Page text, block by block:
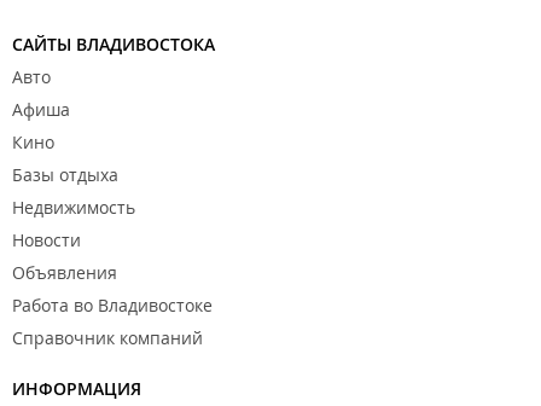
САЙТЫ ВЛАДИВОСТОКА
Авто
Афиша
Кино
Базы отдыха
Недвижимость
Новости
Объявления
Работа во Владивостоке
Справочник компаний
ИНФОРМАЦИЯ